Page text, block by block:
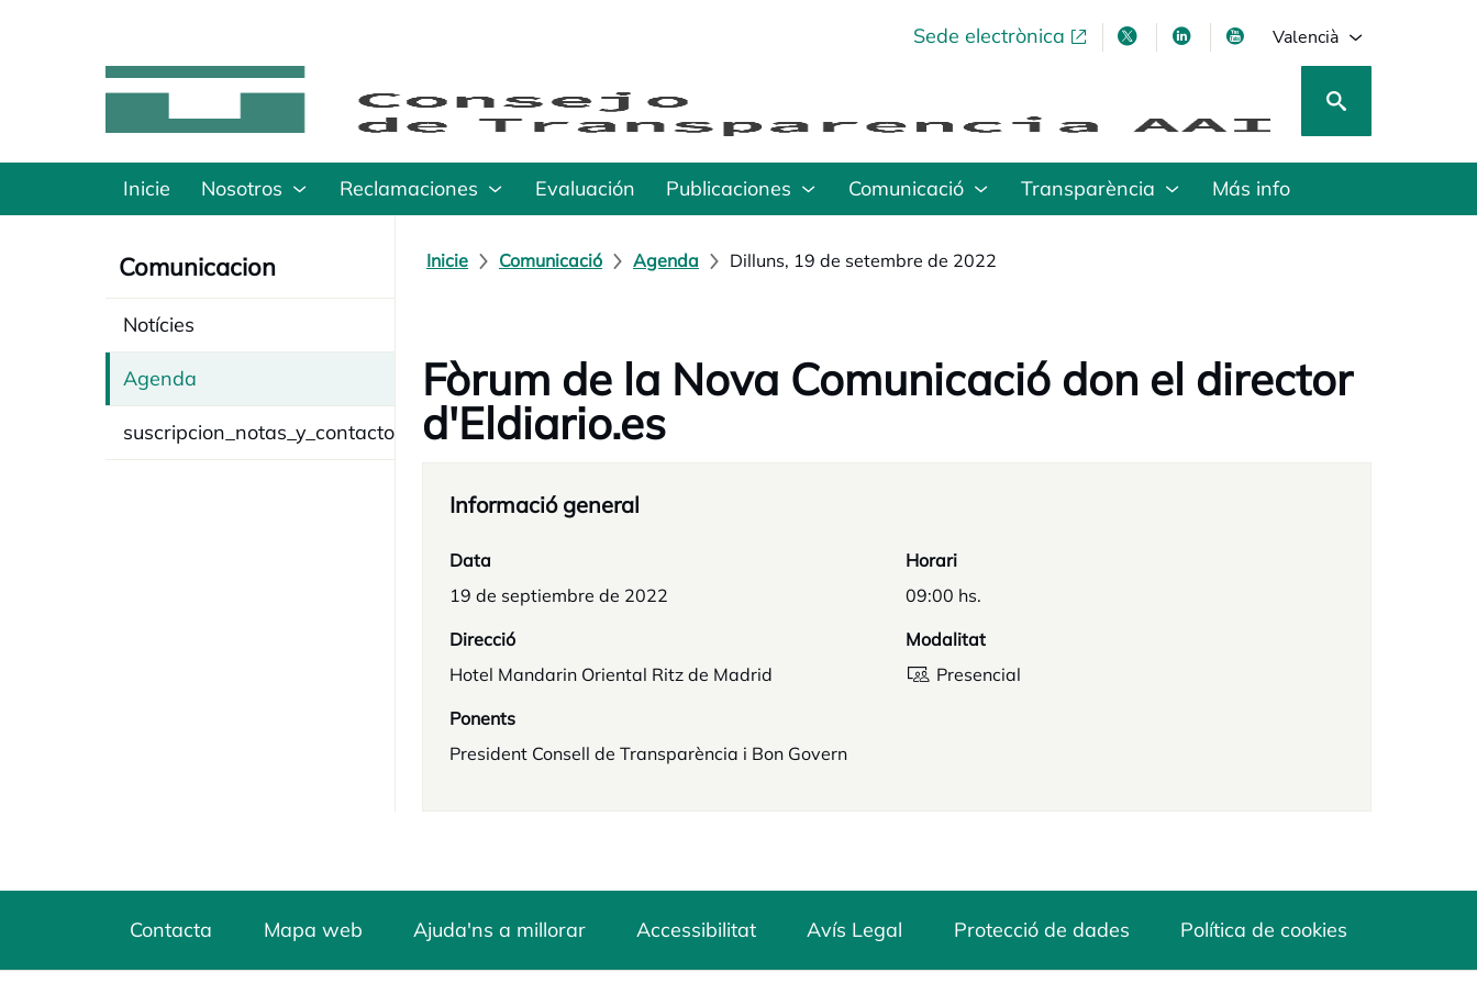
Sede electrònicaopens in a new tabopens in a new tab
opens in a new tab
opens in a new tab
Valencià
Inicie Nosotros Reclamaciones Evaluación Publicaciones Comunicació Transparència Más info
Comunicacion
Notícies
Agenda
suscripcion_notas_y_contacto
Inicie Comunicació Agenda Dilluns, 19 de setembre de 2022
Fòrum de la Nova Comunicació don el director
d'Eldiario.es
Informació general
Data
19 de septiembre de 2022
Horari
09:00 hs.
Direcció
Hotel Mandarin Oriental Ritz de Madrid
Modalitat
Presencial
Ponents
President Consell de Transparència i Bon Govern
Contacta Mapa web Ajuda'ns a millorar Accessibilitat Avís Legal Protecció de dades Política de cookies